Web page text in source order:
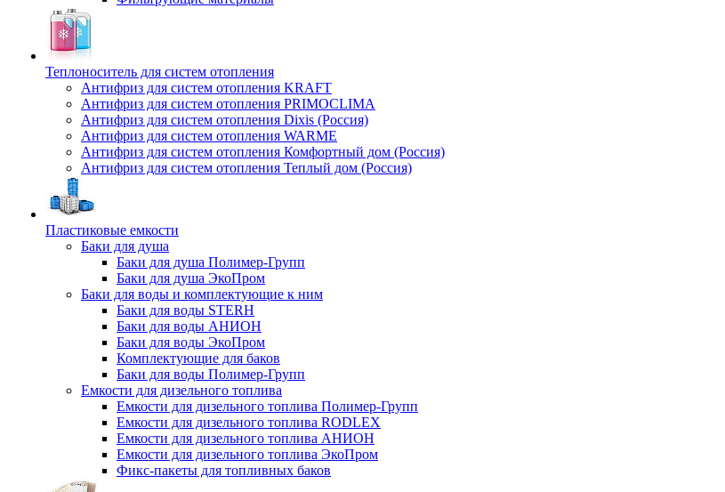
Теплоноситель для систем отопления
Антифриз для систем отопления KRAFT
Антифриз для систем отопления PRIMOCLIMA
Антифриз для систем отопления Dixis (Россия)
Антифриз для систем отопления WARME
Антифриз для систем отопления Комфортный дом (Россия)
Антифриз для систем отопления Теплый дом (Россия)
Пластиковые емкости
Баки для душа
Баки для душа Полимер-Групп
Баки для душа ЭкоПром
Баки для воды и комплектующие к ним
Баки для воды STERH
Баки для воды АНИОН
Баки для воды ЭкоПром
Комплектующие для баков
Баки для воды Полимер-Групп
Емкости для дизельного топлива
Емкости для дизельного топлива Полимер-Групп
Емкости для дизельного топлива RODLEX
Емкости для дизельного топлива АНИОН
Емкости для дизельного топлива ЭкоПром
Фикс-пакеты для топливных баков